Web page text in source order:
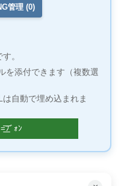
管理 (0)
。
を添付できます（複数選
自動で埋め込まれま